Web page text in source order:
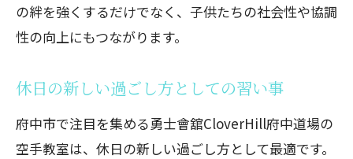
の絆を強くするだけでなく、子供たちの社会性や協調
性の向上にもつながります。
休日の新しい過ごし方としての習い事
府中市で注目を集める勇士會舘CloverHill府中道場の
空手教室は、休日の新しい過ごし方として最適です。